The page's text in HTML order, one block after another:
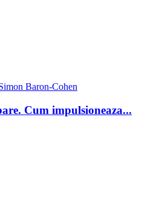
Baron-Cohen
Cum impulsioneaza...